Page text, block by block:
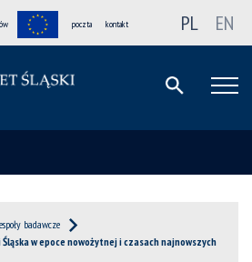
poczta kontakt PL EN
badawcze
w epoce nowożytnej i czasach najnowszych